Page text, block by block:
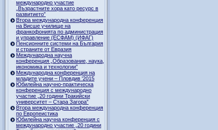
международно участие
„Възрастните хора като ресурс в
развитието”
Втора международна конференция
на Висше училище на
франкофонията по администрация
и управление (ЕСФАМ) (ИФАГ)
Пенсионните системи на България
и страните от Евразия
Международна научна
конференция „Образование, наука,
икономика и технологии”
Международна конференция на
младите учени – Пловдив '2015
Юбилейна научно-практическа
конференция с международно
участие „20 години Тракийски
университет – Стара Загора”
Втора международна конференция
по Европеистика
Юбилейна научна конференция с
международно участие „20 години